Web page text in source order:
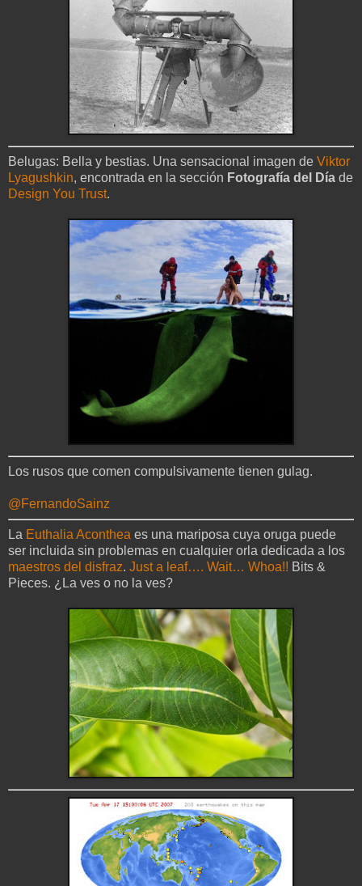
Belugas: Bella y bestias. Una sensacional imagen de Vik­tor
Lya­gushkin, encontrada en la sección Fotografía del Día de
Design You Trust.
Los rusos que comen compulsivamente tienen gulag.
@FernandoSainz
La Euthalia Aconthea es una mariposa cuya oruga puede
ser incluida sin problemas en cualquier orla dedicada a los
maestros del disfraz. Just a leaf…. Wait… Whoa!! Bits &
Pieces. ¿La ves o no la ves?